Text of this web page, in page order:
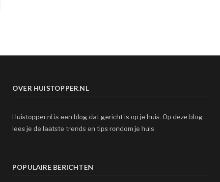
OVER HUISTOPPER.NL
Huistopper.nl is een blog dat gericht is op je huis. Op deze blog
lees je de laatste trends en tips rondom je huis
POPULAIRE BERICHTEN